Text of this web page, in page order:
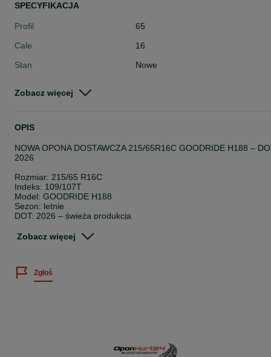
SPECYFIKACJA
Profil
65
Cale
16
Stan
Nowe
Szerokość
Zobacz więcej
OPIS
NOWA OPONA DOSTAWCZA 215/65R16C GOODRIDE H188 –
2026
Rozmiar: 215/65 R16C
Indeks: 109/107T
Model: GOODRIDE H188
Sezon: letnie
DOT: 2026 – świeża produkcja
stabilność prowadzenia – pewne zachowanie auta na trasie i w
mieście
większe bezpieczeństwo kierowcy i ładunku
Zobacz więcej
Zgłoś